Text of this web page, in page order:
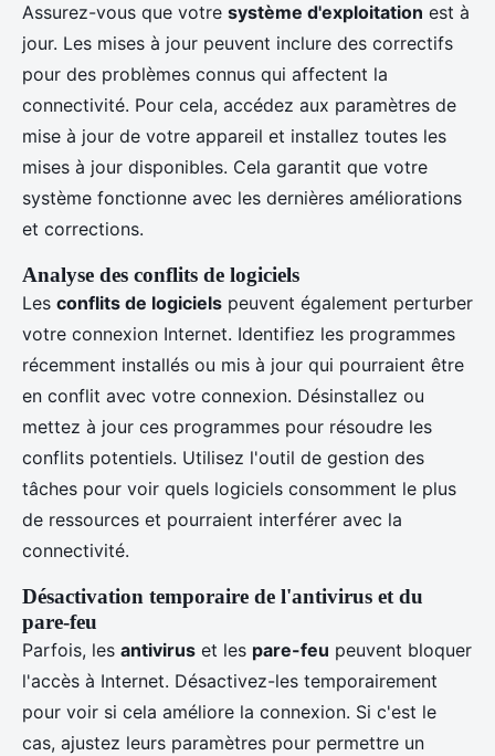
Assurez-vous que votre système d'exploitation est à
jour. Les mises à jour peuvent inclure des correctifs
pour des problèmes connus qui affectent la
connectivité. Pour cela, accédez aux paramètres de
mise à jour de votre appareil et installez toutes les
mises à jour disponibles. Cela garantit que votre
système fonctionne avec les dernières améliorations
et corrections.
Analyse des conflits de logiciels
Les conflits de logiciels peuvent également perturber
votre connexion Internet. Identifiez les programmes
récemment installés ou mis à jour qui pourraient être
en conflit avec votre connexion. Désinstallez ou
mettez à jour ces programmes pour résoudre les
conflits potentiels. Utilisez l'outil de gestion des
tâches pour voir quels logiciels consomment le plus
de ressources et pourraient interférer avec la
connectivité.
Désactivation temporaire de l'antivirus et du
pare-feu
Parfois, les antivirus et les pare-feu peuvent bloquer
l'accès à Internet. Désactivez-les temporairement
pour voir si cela améliore la connexion. Si c'est le
cas, ajustez leurs paramètres pour permettre un